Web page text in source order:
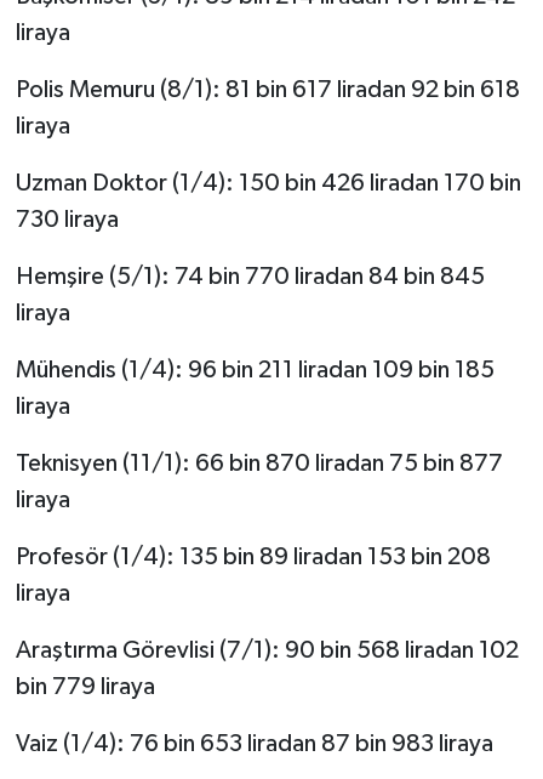
liraya
Polis Memuru (8/1): 81 bin 617 liradan 92 bin 618
liraya
Uzman Doktor (1/4): 150 bin 426 liradan 170 bin
730 liraya
Hemşire (5/1): 74 bin 770 liradan 84 bin 845
liraya
Mühendis (1/4): 96 bin 211 liradan 109 bin 185
liraya
Teknisyen (11/1): 66 bin 870 liradan 75 bin 877
liraya
Profesör (1/4): 135 bin 89 liradan 153 bin 208
liraya
Araştırma Görevlisi (7/1): 90 bin 568 liradan 102
bin 779 liraya
Vaiz (1/4): 76 bin 653 liradan 87 bin 983 liraya